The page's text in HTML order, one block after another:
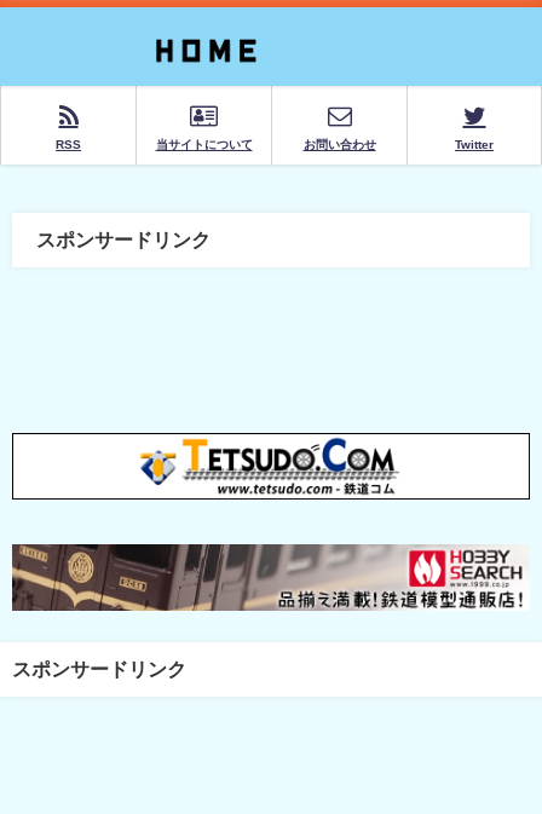
RSS 当サイトについて お問い合わせ Twitter
スポンサードリンク
スポンサードリンク